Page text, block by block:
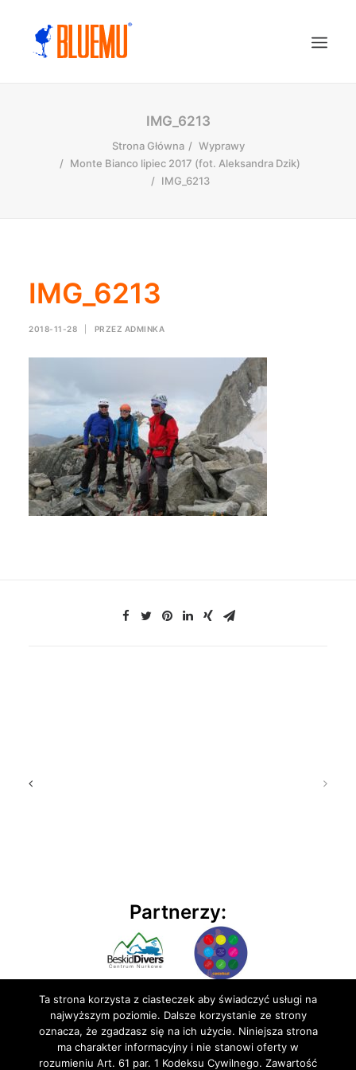
IMG_6213
Strona Główna
Wyprawy
Monte Bianco lipiec 2017 (fot. Aleksandra Dzik)
IMG_6213
IMG_6213
2018-11-28 PRZEZ ADMINKA
Partnerzy:
Ta strona korzysta z ciasteczek aby świadczyć usługi na
najwyższym poziomie. Dalsze korzystanie ze strony
oznacza, że zgadzasz się na ich użycie. Niniejsza strona
ma charakter informacyjny i nie stanowi oferty w
rozumieniu Art. 61 par. 1 Kodeksu Cywilnego. Zawartość